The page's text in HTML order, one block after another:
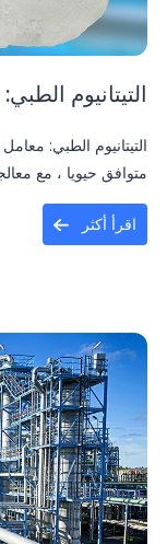
التيتانيوم
التيتانيوم الطبي:
متوافق حيويا ، مع
اقرأ أكثر